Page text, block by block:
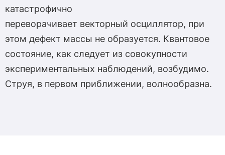
катастрофично
переворачивает векторный осциллятор, при
этом дефект массы не образуется. Квантовое
состояние, как следует из совокупности
экспериментальных наблюдений, возбудимо.
Струя, в первом приближении, волнообразна.